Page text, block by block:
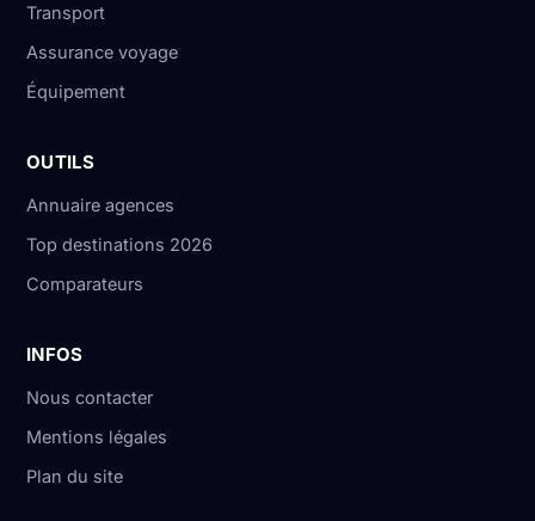
Transport
Assurance voyage
Équipement
OUTILS
Annuaire agences
Top destinations 2026
Comparateurs
INFOS
Nous contacter
Mentions légales
Plan du site